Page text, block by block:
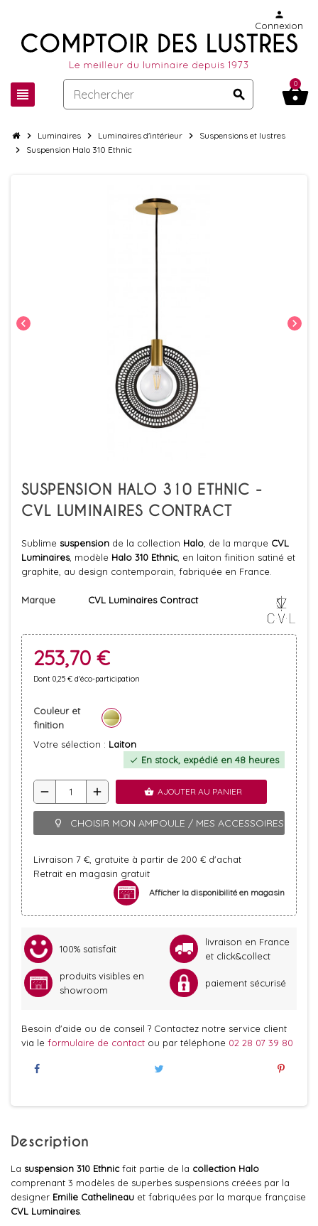
view_headline search
person
Connexion
shopping_basket
0
chevron_right Luminaires chevron_right Luminaires d'intérieur chevron_right Suspensions et lustres
chevron_right Suspension Halo 310 Ethnic
chevron_left chevron_right
SUSPENSION HALO 310 ETHNIC -
CVL LUMINAIRES CONTRACT
Sublime suspension de la collection Halo , de la marque CVL
Luminaires, modèle Halo 310 Ethnic, en laiton finition satiné et
graphite, au design contemporain, fabriquée en France.
Marque CVL Luminaires Contract
253,70 €
Dont 0,25 € d'éco-participation
Couleur et
finition
Votre sélection : Laiton
check En stock, expédié en 48 heures
remove add shopping_basket AJOUTER AU PANIER
lightbulb_outline CHOISIR MON AMPOULE / MES ACCESSOIRES
Livraison 7 €, gratuite à partir de 200 € d'achat
Retrait en magasin gratuit
Afficher la disponibilité en magasin
100% satisfait
livraison en France
et click&collect
produits visibles en
showroom
paiement sécurisé
Besoin d'aide ou de conseil ? Contactez notre service client
via le formulaire de contact ou par téléphone 02 28 07 39 80
Description
La suspension 310 Ethnicfait partie de la collection Halo
comprenant 3 modèles de superbes suspensions créées par la
designer Emilie Cathelineau et fabriquées par la marque française
CVL Luminaires.